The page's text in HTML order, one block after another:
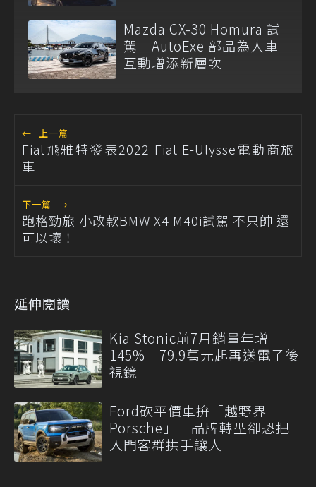
Mazda CX-30 Homura 試
駕 AutoExe 部品為人車
互動增添新層次
← 上一篇
Fiat飛雅特發表2022 Fiat E-Ulysse電動商旅
車
下一篇 →
跑格勁旅 小改款BMW X4 M40i試駕 不只帥 還
可以壞！
延伸閱讀
Kia Stonic前7月銷量年增
145% 79.9萬元起再送電子後
視鏡
Ford砍平價車拚「越野界
Porsche」 品牌轉型卻恐把
入門客群拱手讓人